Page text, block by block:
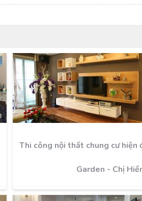
Thi công nội thất chung cư hiện
Garden - Chị